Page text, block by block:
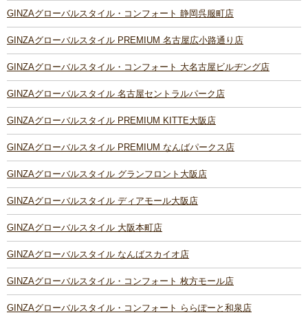
GINZAグローバルスタイル・コンフォート 静岡呉服町店
GINZAグローバルスタイル PREMIUM 名古屋広小路通り店
GINZAグローバルスタイル・コンフォート 大名古屋ビルヂング店
GINZAグローバルスタイル 名古屋セントラルパーク店
GINZAグローバルスタイル PREMIUM KITTE大阪店
GINZAグローバルスタイル PREMIUM なんばパークス店
GINZAグローバルスタイル グランフロント大阪店
GINZAグローバルスタイル ディアモール大阪店
GINZAグローバルスタイル 大阪本町店
GINZAグローバルスタイル なんばスカイオ店
GINZAグローバルスタイル・コンフォート 枚方モール店
GINZAグローバルスタイル・コンフォート ららぽーと和泉店